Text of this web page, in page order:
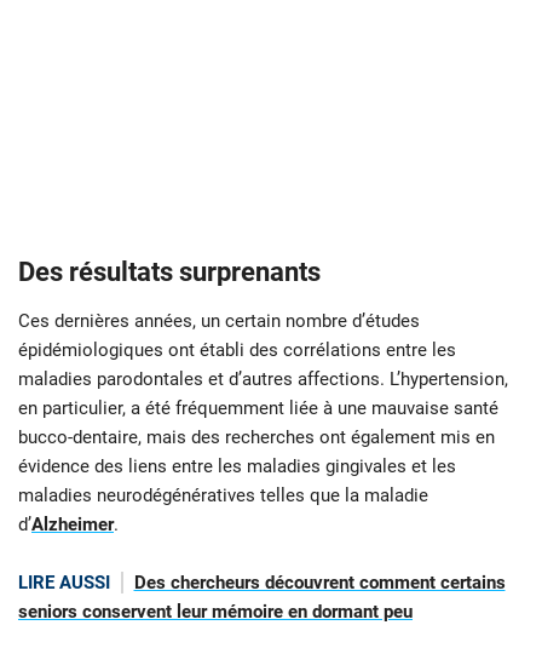
Des résultats surprenants
Ces dernières années, un certain nombre d’études
épidémiologiques ont établi des corrélations entre les
maladies parodontales et d’autres affections. L’hypertension,
en particulier, a été fréquemment liée à une mauvaise santé
bucco-dentaire, mais des recherches ont également mis en
évidence des liens entre les maladies gingivales et les
maladies neurodégénératives telles que la maladie
d’Alzheimer.
LIRE AUSSI
Des chercheurs découvrent comment certains
seniors conservent leur mémoire en dormant peu